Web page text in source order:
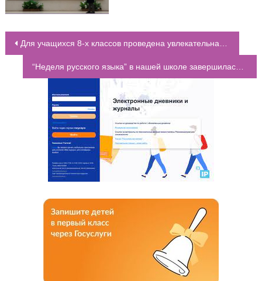
НАВИГАЦИЯ ПО ЗАПИСЯМ
Для учащихся 8-х классов проведена увлекательная правовая игра “Я знаю и соблюдаю Закон”